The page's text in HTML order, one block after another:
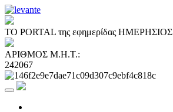
ΤΟ PORTAL της εφημερίδας ΗΜΕΡΗΣΙΟΣ
ΑΡΙΘΜΟΣ Μ.Η.Τ.:
242067